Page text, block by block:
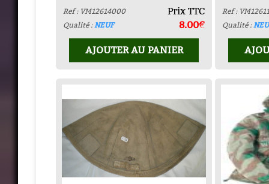
Ref : VM12614000 Prix TTC
Qualité :NEUF 8.00€
AJOUTER AU PANIER
Ref :
Qualité :